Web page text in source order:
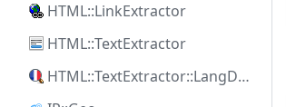
HTML::LinkExtractor
HTML::TextExtractor
HTML::TextExtractor::LangDetect